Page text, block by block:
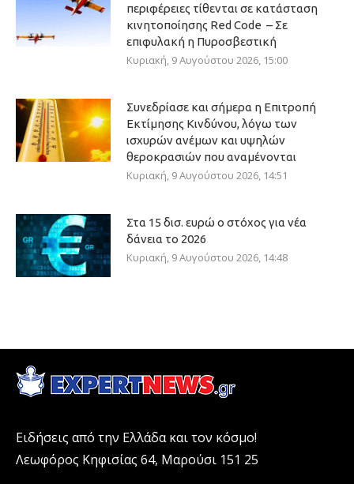
περιφέρειες τίθενται σε κατάσταση
κινητοποίησης Red Code – Σε
επιφυλακή η Πυροσβεστική
Κυριακή, 9 Αυγούστου 2026, 15:00
Συνεδρίασε και σήμερα η Επιτροπή
Εκτίμησης Κινδύνου, λόγω των
ισχυρών ανέμων και υψηλών
θεροκρασιών που αναμένονται
Κυριακή, 9 Αυγούστου 2026, 14:51
Στα 15 δισ. ευρώ ο στόχος για νέα
δάνεια το 2026
Κυριακή, 9 Αυγούστου 2026, 14:48
Ειδήσεις από την Ελλάδα και τον κόσμο!
Λεωφόρος Κηφισίας 64, Μαρούσι 151 25